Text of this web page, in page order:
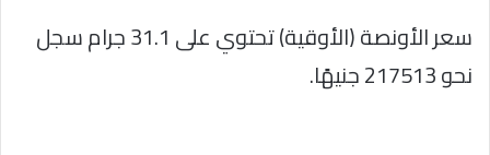
سعر الأونصة (الأوقية) تحتوي على 31.1 جرام سجل
نحو 217513 جنيهًا.